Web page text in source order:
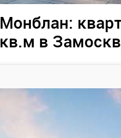
Монблан:
кв.м в